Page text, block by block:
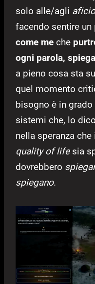
solo alle/agli
facendo sentire un
come me che
ogni parola,
a pieno cosa sta
quel momento
bisogno è in
sistemi che, lo
nella speranza
quality of lifesia
dovrebbero
spiegano.